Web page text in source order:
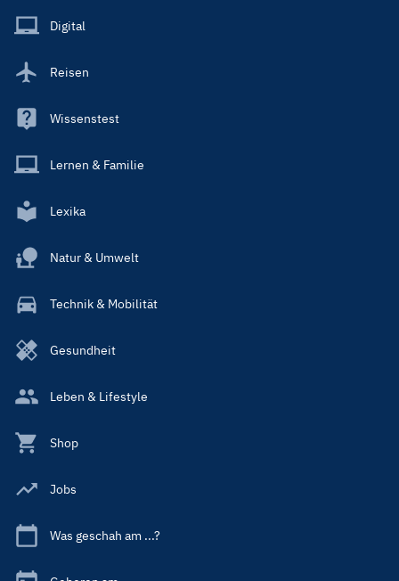
Main
Digital
Reisen
Wissenstest
Lernen & Familie
Lexika
Natur & Umwelt
Technik & Mobilität
Gesundheit
Leben & Lifestyle
Shop
Jobs
Was geschah am ...?